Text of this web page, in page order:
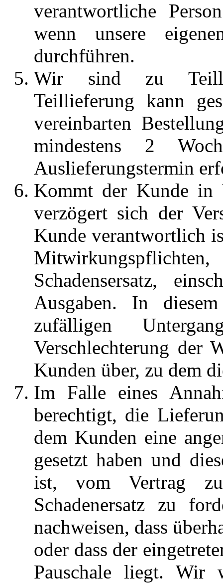
verantwortliche
wenn unsere
durchführen.
Wir sind zu
Teillieferung kann
vereinbarten
mindestens 2
Auslieferungstermin
Kommt der Kunde in
verzögert sich der
Kunde verantwortlich
Schadensersatz,
Ausgaben. In
zufälligen
Verschlechterung der
Kunden über, zu dem
Im Falle eines
berechtigt, die
dem Kunden eine
gesetzt haben und
ist, vom Vertrag
Schadenersatz zu
nachweisen, dass
oder dass der
Pauschale liegt. Wir